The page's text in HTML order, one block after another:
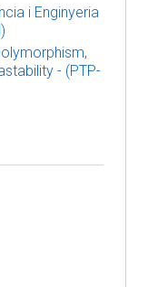
i Enginyeria
- (PTP-